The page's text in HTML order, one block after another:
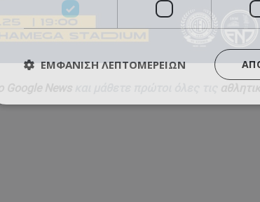
News
ΕΜΦΆΝΙΣΗ ΛΕΠΤΟΜΕΡΕΙΏΝ